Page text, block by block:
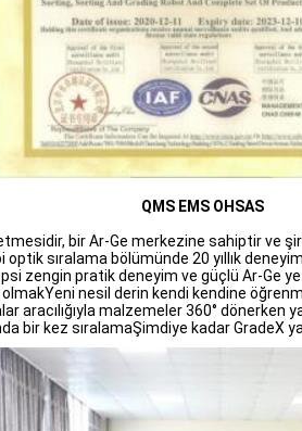
QMS EMS OHSAS
bir Ar-Ge merkezine sahiptir ve
optik sıralama bölümünde 20 yıllık
zengin pratik deneyim ve güçlü Ar-Ge
nesil derin kendi kendine
aracılığıyla malzemeler 360° dönerken
bir kez sıralamaŞimdiye kadar GradeX